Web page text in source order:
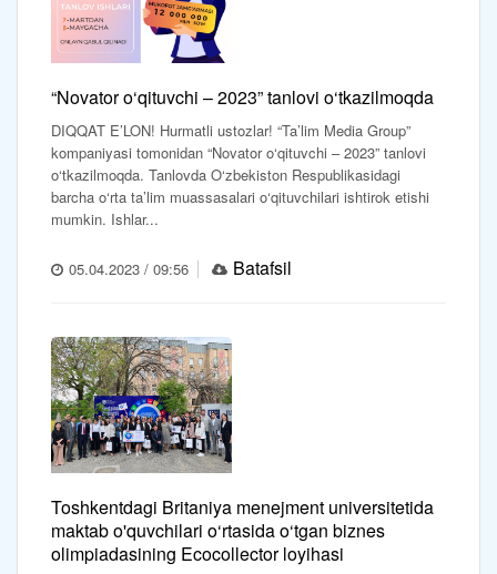
“Novator o‘qituvchi – 2023” tanlovi o‘tkazilmoqda
DIQQAT E’LON! Hurmatli ustozlar! “Ta’lim Media Group”
kompaniyasi tomonidan “Novator o‘qituvchi – 2023” tanlovi
o‘tkazilmoqda. Tanlovda O‘zbekiston Respublikasidagi
barcha o‘rta ta’lim muassasalari o‘qituvchilari ishtirok etishi
mumkin. Ishlar...
05.04.2023 / 09:56 Batafsil
Toshkentdagi Britaniya menejment universitetida
maktab o'quvchilari o‘rtasida o‘tgan biznes
olimpiadasining Ecocollector loyihasi